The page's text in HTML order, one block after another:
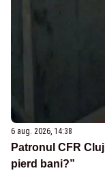
6 aug. 2026, 14:38
Patronul CFR
pierd bani?”